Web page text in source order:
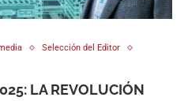
Selección del Editor
LA REVOLUCIÓN